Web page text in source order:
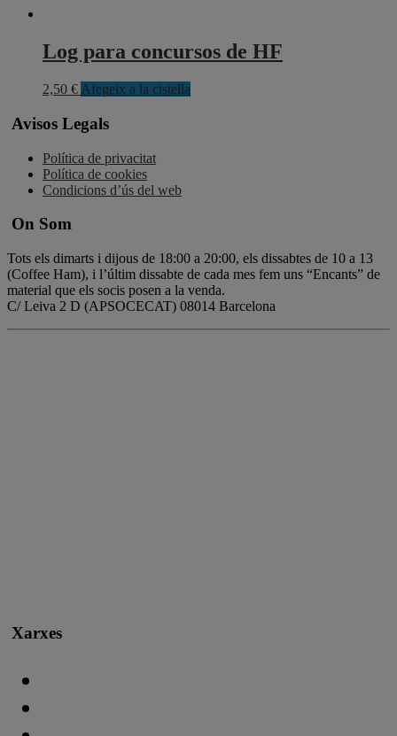
Log para concursos de HF
2,50 € Afegeix a la cistella
Avisos Legals
Política de privacitat
Política de cookies
Condicions d’ús del web
On Som
Tots els dimarts i dijous de 18:00 a 20:00, els dissabtes de 10 a 13
(Coffee Ham), i l’últim dissabte de cada mes fem uns “Encants” de
material que els socis posen a la venda.
C/ Leiva 2 D (APSOCECAT) 08014 Barcelona
Xarxes